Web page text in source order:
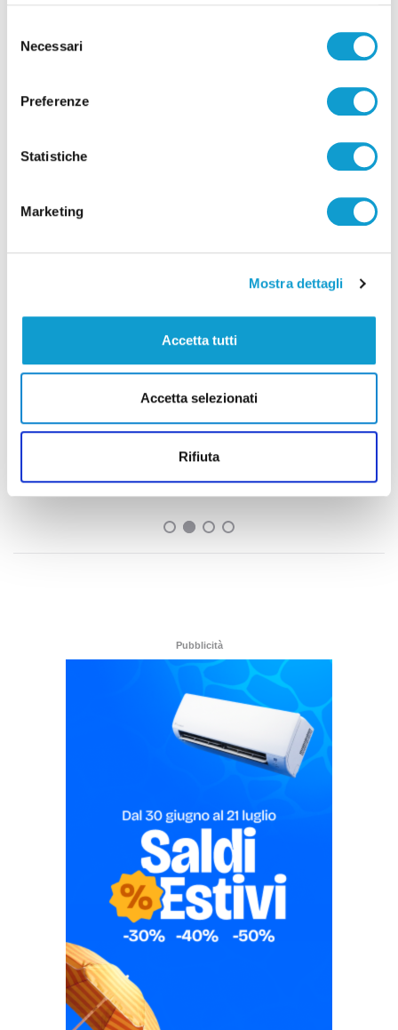
delNecessari
Preferenze
Statistiche
Marketing
Mostra dettagli
Accetta tutti
Accetta selezionati
Rifiuta
Calcio Serie C - Samb, dal Napoli arriva
Pubblicità